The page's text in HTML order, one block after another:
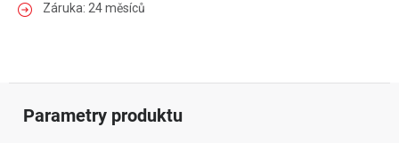
Záruka: 24 měsíců
Parametry produktu